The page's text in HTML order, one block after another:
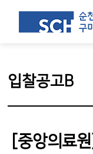
입찰공고B
[중앙의료